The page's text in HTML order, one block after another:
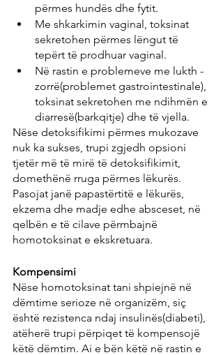
përmes hundës dhe fytit.
Me shkarkimin vaginal, toksinat
sekretohen përmes lëngut të
tepërt të prodhuar vaginal.
Në rastin e problemeve me lukth -
zorrë(problemet gastrointestinale),
toksinat sekretohen me ndihmën e
diarresë(barkqitje) dhe të vjella.
Nëse detoksifikimi përmes mukozave
nuk ka sukses, trupi zgjedh opsioni
tjetër më të mirë të detoksifikimit,
domethënë rruga përmes lëkurës.
Pasojat janë papastërtitë e lëkurës,
ekzema dhe madje edhe absceset, në
qelbën e të cilave përmbajnë
homotoksinat e ekskretuara.
Kompensimi
Nëse homotoksinat tani shpiejnë në
dëmtime serioze në organizëm, siç
është rezistenca ndaj insulinës(diabeti),
atëherë trupi përpiqet të kompensojë
këtë dëmtim. Ai e bën këtë në rastin e